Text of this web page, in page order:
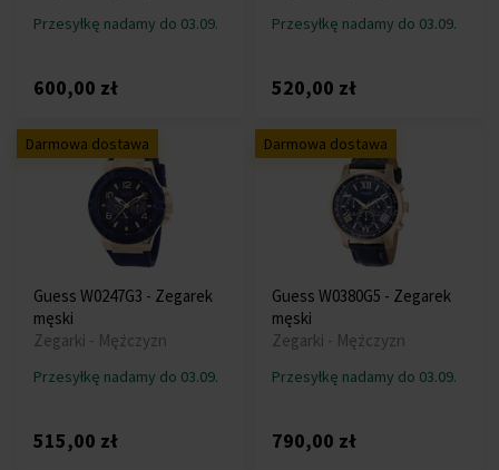
Przesyłkę nadamy do 03.09.
600,00 zł
Przesyłkę nadamy do 03.09.
520,00 zł
Darmowa dostawa
Guess W0247G3 - Zegarek
męski
Zegarki - Mężczyzn
Przesyłkę nadamy do 03.09.
515,00 zł
Darmowa dostawa
Guess W0380G5 - Zegarek
męski
Zegarki - Mężczyzn
Przesyłkę nadamy do 03.09.
790,00 zł